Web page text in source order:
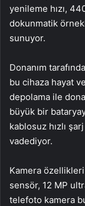
yenileme hızı,
dokunmatik
sunuyor.
Donanım
bu cihaza hayat
depolama ile
büyük bir
kablosuz hızlı
vadediyor.
Kamera
sensör, 12 MP
telefoto kamera